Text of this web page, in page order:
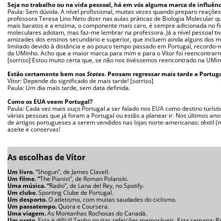
Seja no trabalho ou na vida pessoal, há em vós alguma marca de
Paula: Sem dúvida. A nível profissional, muitas vezes quando preparo
professora Teresa Lino Neto dizer nas aulas práticas de Biologia Molecular
mais baratos e a enzima, o componente mais caro, é sempre adicionada no
moleculares adotam, mas faz-me lembrar na professora. Já a nível pessoal
amizades dos ensinos secundário e superior, que incluem ainda alguns dos
limitado devido à distância e ao pouco tempo passado em Portugal,
da UMinho. Acho que a maior marca para mim e para o Vítor foi
[sorriso] Estou muito certa que, se não nos tivéssemos reencontrado na
Estão certamente bem nosStates. Pensam regressar mais tarde a
Vítor: Depende do significado de mais tarde! [sorriso]
Paula: Um dia mais tarde, sem data definida.
Como os EUA veem Portugal?
Paula: Cada vez mais ouço Portugal a ser falado nos EUA como destino
várias pessoas que já foram a Portugal ou estão a planear ir. Nos últimos
de artigos portugueses a serem vendidos nas lojas norte-americanas: têxtil
azeite e conservas!
As escolhas de Vítor
Um livro.“Shogun”, de James Clavell.
Um filme. “The Pianist”, de Roman Polanski.
Uma música. “Radio”, de Lana del Rey, no Spotify.
Um clube.Sporting Clube de Portugal.
Um desporto.O atletismo, com muitas saudades do ciclismo.
Um passatempo.Quora e Coursera.
Uma viagem.As Montanhas Rochosas do Canadá.